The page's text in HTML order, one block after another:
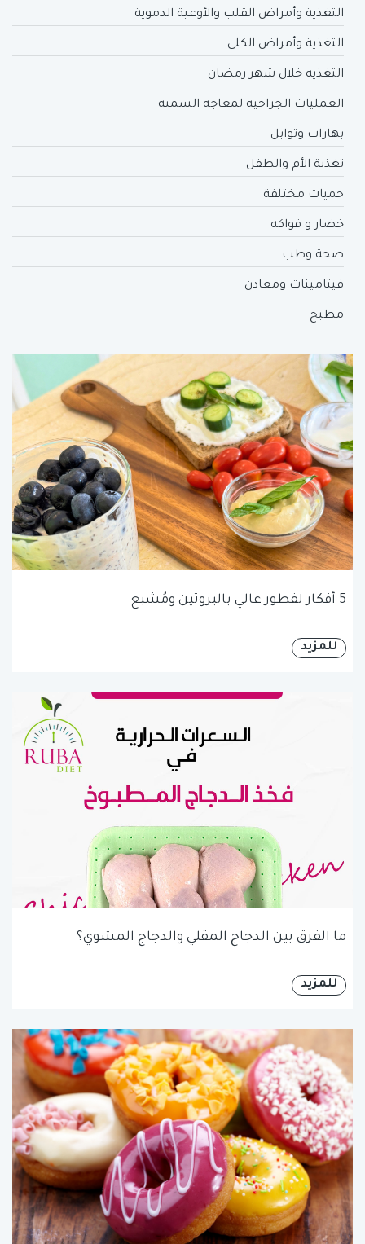
التغذية وأمراض القلب والأوعية الدموية
التغذية وأمراض الكلى
التغذيه خلال شهر رمضان
العمليات الجراحية لمعاجة السمنة
بهارات وتوابل
تغذية الأم والطفل
حميات مختلفة
خضار و فواكه
صحة وطب
فيتامينات ومعادن
مطبخ
5 أفكار لفطور عالي بالبروتين ومُشبع
للمزيد
ما الفرق بين الدجاج المقلي والدجاج المشوي؟
للمزيد